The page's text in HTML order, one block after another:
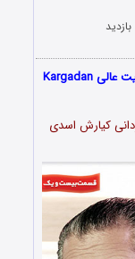
دانلود قسمت بیست و یکم سریال کرگدن با کیفیت عالی Kargadan
اسدى